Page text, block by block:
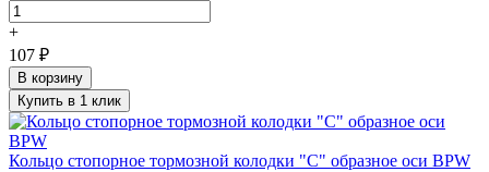
+
107 ₽
В корзину
Купить в 1 клик
Кольцо стопорное тормозной колодки "С" образное оси BPW